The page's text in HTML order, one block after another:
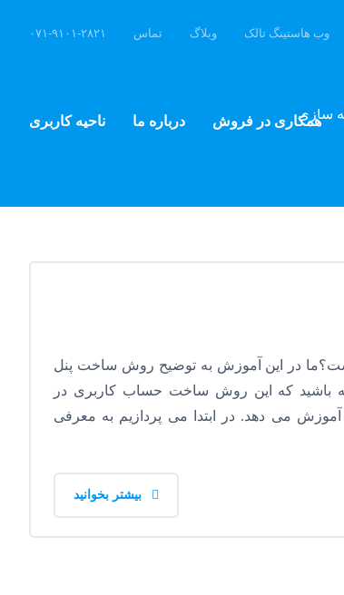
ناحیه کاربری درباره ما همکاری در فروش
۰۷۱-۹۱۰۱-۲۸۲۱ تماس وبلاگ وب هاستینگ تالک
سازی
در این آموزش به توضیح روش ساخت پنل
باشید که این روش ساخت حساب کاربری در
آموزش می دهد. در ابتدا می پردازیم به معرفی